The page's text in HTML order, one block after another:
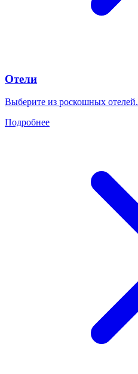
Отели
Выберите из роскошных отелей.
Подробнее